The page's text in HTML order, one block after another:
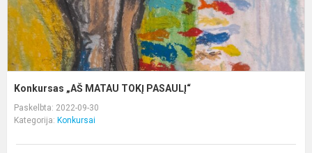
Konkursas „AŠ MATAU TOKĮ PASAULĮ“
Paskelbta: 2022-09-30
Kategorija: Konkursai